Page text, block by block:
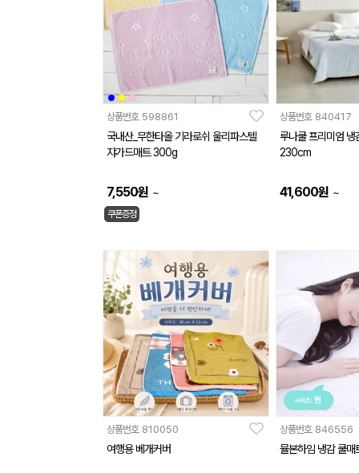
상품번호 598861
국내산_무한타올 기라로쉬 울리파스텔
쟈가드매트 300g
7,550원 ~
쿠폰증정
상품번호 840417
루나쿨 프리미엄
230cm
41,600원 ~
상품번호 810050
여행용 베개커버
상품번호 846556
뮬본하임 냉감 쿨매